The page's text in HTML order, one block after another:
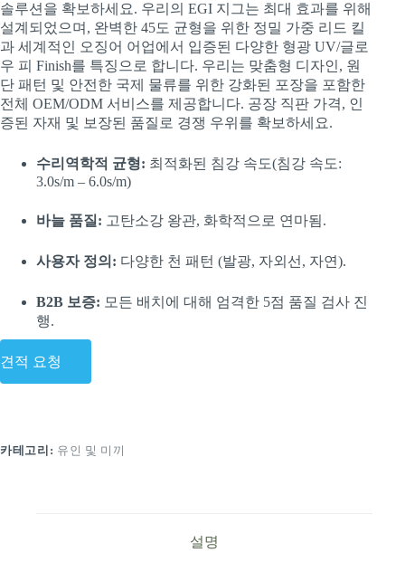
솔루션을 확보하세요. 우리의 EGI 지그는 최대 효과를 위해
설계되었으며, 완벽한 45도 균형을 위한 정밀 가중 리드 킬
과 세계적인 오징어 어업에서 입증된 다양한 형광 UV/글로
우 피 Finish를 특징으로 합니다. 우리는 맞춤형 디자인, 원
단 패턴 및 안전한 국제 물류를 위한 강화된 포장을 포함한
전체 OEM/ODM 서비스를 제공합니다. 공장 직판 가격, 인
증된 자재 및 보장된 품질로 경쟁 우위를 확보하세요.
수리역학적 균형: 최적화된 침강 속도(침강 속도:
3.0s/m – 6.0s/m)
바늘 품질: 고탄소강 왕관, 화학적으로 연마됨.
사용자 정의: 다양한 천 패턴 (발광, 자외선, 자연).
B2B 보증: 모든 배치에 대해 엄격한 5점 품질 검사 진
행.
견적 요청
카테고리: 유인 및 미끼
설명